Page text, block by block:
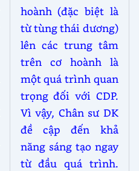
hoành (đặc biệt là
từ tùng thái dương)
lên các trung tâm
trên cơ hoành là
một quá trình quan
trọng đối với CDP.
Vì vậy, Chân sư DK
đề cập đến khả
năng sáng tạo ngay
từ đầu quá trình.